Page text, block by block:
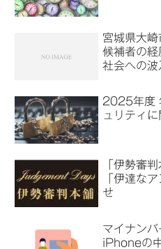
宮城県大
候補者の
社会への
2025年度
ュリティ
「伊勢審
「伊達な
せ
マイナン
iPhoneの